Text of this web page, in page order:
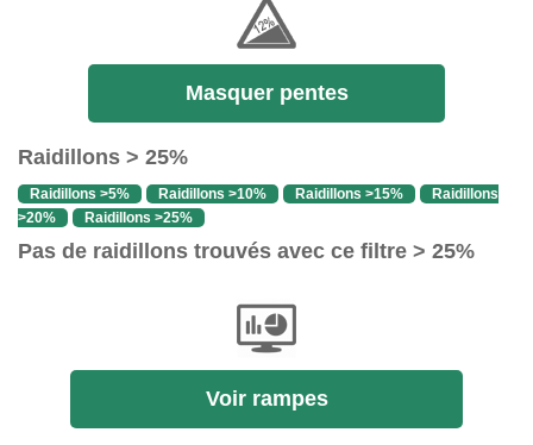
Masquer pentes
Raidillons > 25%
Raidillons >5% Raidillons >10% Raidillons >15%
Raidillons
>20%
Raidillons >25%
Pas de raidillons trouvés avec ce filtre > 25%
Voir rampes